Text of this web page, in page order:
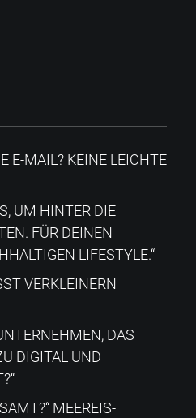
E-MAIL? KEINE LEICHTE
UM HINTER DIE
FÜR DEINEN
LIFESTYLE.“
VERKLEINERN
DAS
DIGITAL UND
MEEREIS-